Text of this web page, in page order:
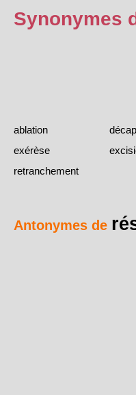
Synonymes
ablation
exérèse
retranchement
Antonymes de